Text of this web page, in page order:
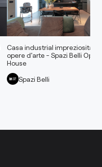
Casa industrial impreziosita
opere d'arte - Spazi Belli Open
House
Spazi Belli